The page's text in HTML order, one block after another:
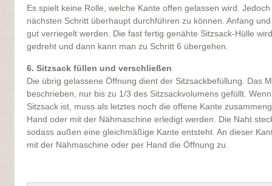
Es spielt keine Rolle, welche Kante offen gelassen wird.
nächsten Schritt überhaupt durchführen zu können. Anfang
gut verriegelt werden. Die fast fertig genähte Sitzsack-Hülle
gedreht und dann kann man zu Schritt 6 übergehen.
6. Sitzsack füllen und verschließen
Die übrig gelassene Öffnung dient der Sitzsackbefüllung. Das
beschrieben, nur bis zu 1/3 des Sitzsackvolumens gefüllt.
Sitzsack ist, muss als letztes noch die offene Kante
Hand oder mit der Nähmaschine erledigt werden. Die Naht
sodass außen eine gleichmäßige Kante entsteht. An dieser
mit der Nähmaschine oder per Hand die Öffnung zu.